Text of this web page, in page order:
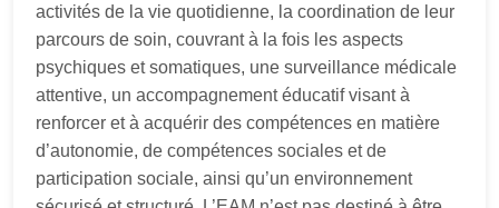
activités de la vie quotidienne, la coordination de leur
parcours de soin, couvrant à la fois les aspects
psychiques et somatiques, une surveillance médicale
attentive, un accompagnement éducatif visant à
renforcer et à acquérir des compétences en matière
d’autonomie, de compétences sociales et de
participation sociale, ainsi qu’un environnement